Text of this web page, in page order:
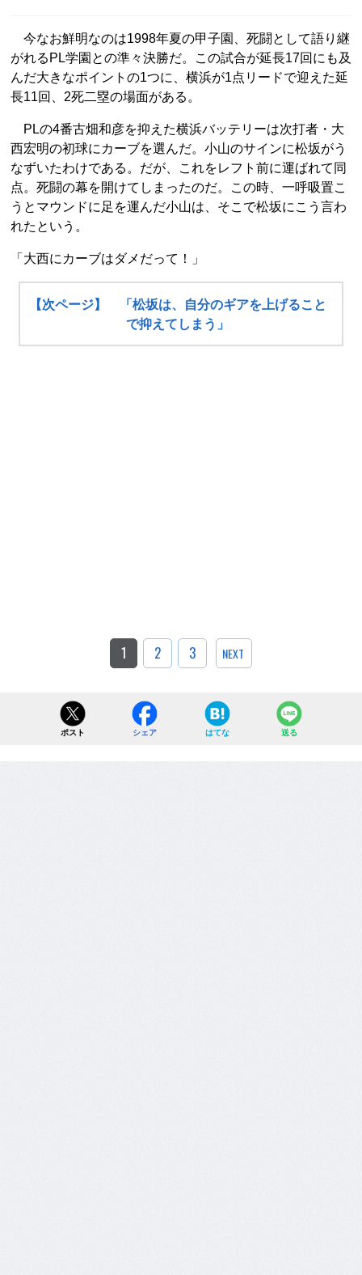
今なお鮮明なのは1998年夏の甲子園、死闘として語り継
がれるPL学園との準々決勝だ。この試合が延長17回にも及
んだ大きなポイントの1つに、横浜が1点リードで迎えた延
長11回、2死二塁の場面がある。
PLの4番古畑和彦を抑えた横浜バッテリーは次打者・大
西宏明の初球にカーブを選んだ。小山のサインに松坂がう
なずいたわけである。だが、これをレフト前に運ばれて同
点。死闘の幕を開けてしまったのだ。この時、一呼吸置こ
うとマウンドに足を運んだ小山は、そこで松坂にこう言わ
れたという。
「大西にカーブはダメだって！」
【次ページ】 「松坂は、自分のギアを上げること
で抑えてしまう」
1 2 3 NEXT
ポスト シェア はてな 送る